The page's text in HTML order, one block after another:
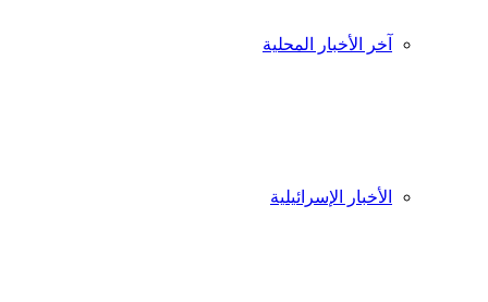
آخر الأخبار المحلية
الأخبار الإسرائيلية